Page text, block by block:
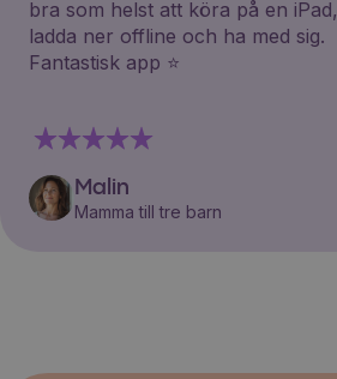
bra som helst att köra på en iPad,
ladda ner offline och ha med sig.
Fantastisk app ⭐️
Malin
Mamma till tre barn